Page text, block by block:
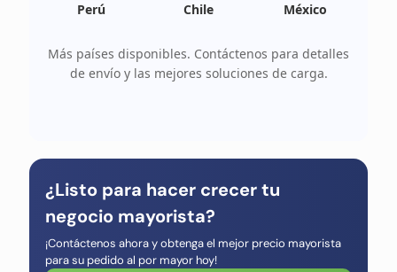
Perú Chile México
Más países disponibles. Contáctenos para detalles
de envío y las mejores soluciones de carga.
¿Listo para hacer crecer tu
negocio mayorista?
¡Contáctenos ahora y obtenga el mejor precio mayorista
para su pedido al por mayor hoy!